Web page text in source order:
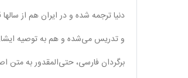
دنیا ترجمه شده و در ایران هم از
و تدریس می‌شده و هم به توصیه
برگردان فارسی، حتی‌المقدور به متن